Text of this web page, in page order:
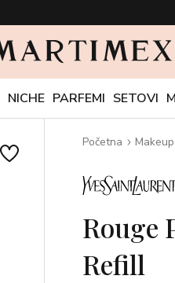
NICHE PARFEMI SETOVI
Početna Makeup
Rouge
Refill